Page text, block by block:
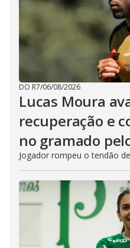
DO R7/06/08/2026
Lucas Moura
recuperação e
no gramado
Jogador rompeu o tendão